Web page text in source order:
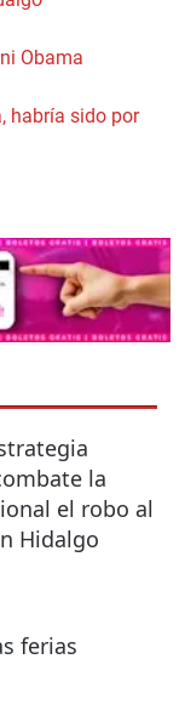
Obama
habría sido por
la
el robo al
Hidalgo
ferias